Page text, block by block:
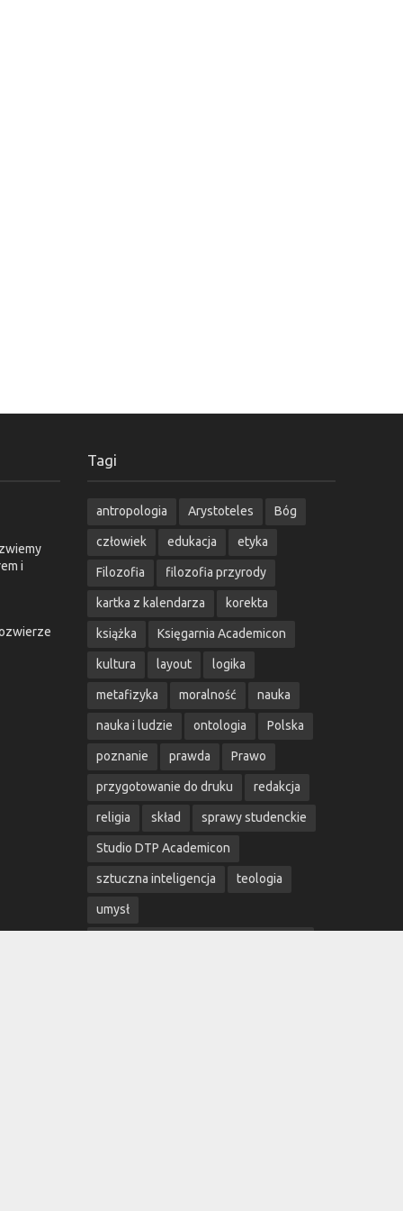
i
Tagi
antropologia Arystoteles Bóg
człowiek edukacja etyka
Filozofia filozofia przyrody
kartka z kalendarza korekta
książka Księgarnia Academicon
kultura layout logika
metafizyka moralność nauka
nauka i ludzie ontologia Polska
poznanie prawda Prawo
przygotowanie do druku redakcja
religia skład sprawy studenckie
Studio DTP Academicon
sztuczna inteligencja teologia
umysł